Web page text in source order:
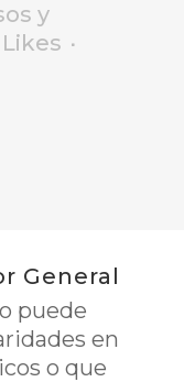
y
Likes
General
puede
en
o que